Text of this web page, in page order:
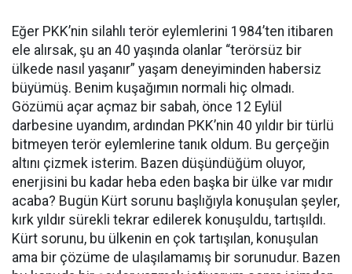
Eğer PKK’nin silahlı terör eylemlerini 1984’ten itibaren
ele alırsak, şu an 40 yaşında olanlar “terörsüz bir
ülkede nasıl yaşanır” yaşam deneyiminden habersiz
büyümüş. Benim kuşağımın normali hiç olmadı.
Gözümü açar açmaz bir sabah, önce 12 Eylül
darbesine uyandım, ardından PKK’nin 40 yıldır bir türlü
bitmeyen terör eylemlerine tanık oldum. Bu gerçeğin
altını çizmek isterim. Bazen düşündüğüm oluyor,
enerjisini bu kadar heba eden başka bir ülke var mıdır
acaba? Bugün Kürt sorunu başlığıyla konuşulan şeyler,
kırk yıldır sürekli tekrar edilerek konuşuldu, tartışıldı.
Kürt sorunu, bu ülkenin en çok tartışılan, konuşulan
ama bir çözüme de ulaşılamamış bir sorunudur. Bazen